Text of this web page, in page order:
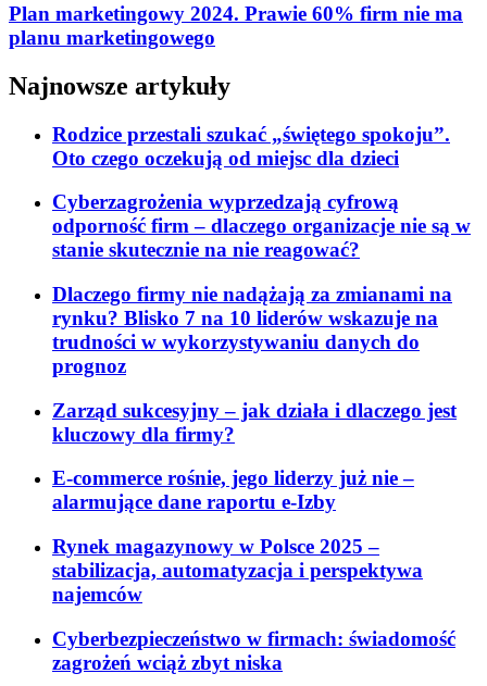
Plan marketingowy 2024. Prawie 60% firm nie ma
planu marketingowego
Najnowsze artykuły
Rodzice przestali szukać „świętego spokoju”.
Oto czego oczekują od miejsc dla dzieci
Cyberzagrożenia wyprzedzają cyfrową
odporność firm – dlaczego organizacje nie są w
stanie skutecznie na nie reagować?
Dlaczego firmy nie nadążają za zmianami na
rynku? Blisko 7 na 10 liderów wskazuje na
trudności w wykorzystywaniu danych do
prognoz
Zarząd sukcesyjny – jak działa i dlaczego jest
kluczowy dla firmy?
E-commerce rośnie, jego liderzy już nie –
alarmujące dane raportu e-Izby
Rynek magazynowy w Polsce 2025 –
stabilizacja, automatyzacja i perspektywa
najemców
Cyberbezpieczeństwo w firmach: świadomość
zagrożeń wciąż zbyt niska